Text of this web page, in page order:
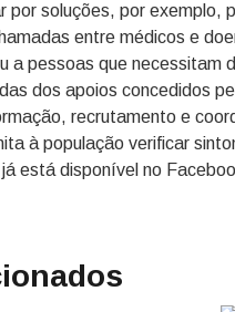
por soluções, por exemplo,
entre médicos e
a pessoas que necessitam
dos apoios concedidos
recrutamento e
à população verificar
está disponível no